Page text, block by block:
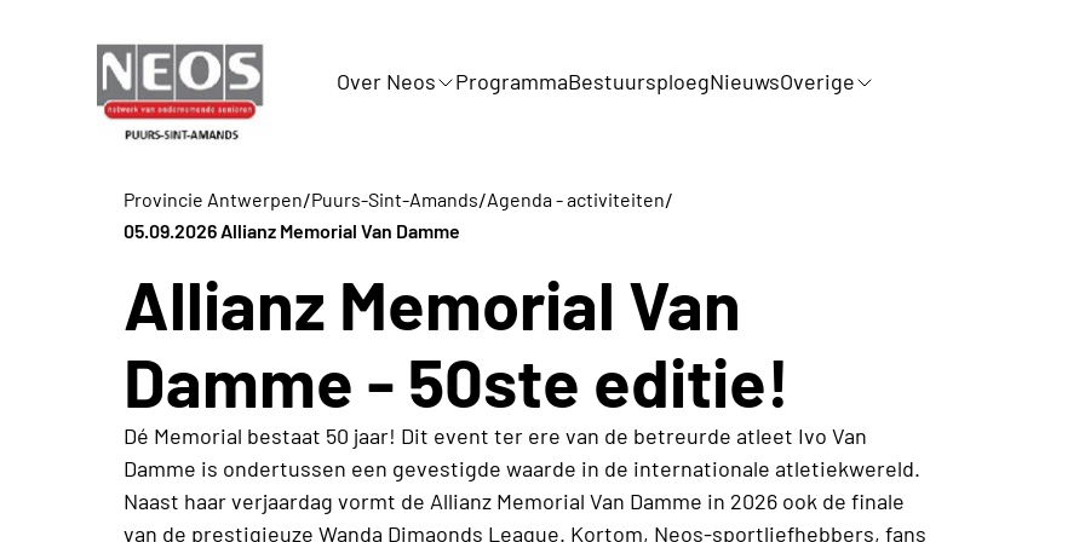
Over Neos ProgrammaBestuursploegNieuwsOverige
Provincie Antwerpen/Puurs-Sint-Amands/Agenda - activiteiten/
05.09.2026 Allianz Memorial Van Damme
Allianz Memorial Van
Damme - 50ste editie!
Dé Memorial bestaat 50 jaar! Dit event ter ere van de betreurde atleet Ivo Van
Damme is ondertussen een gevestigde waarde in de internationale atletiekwereld.
Naast haar verjaardag vormt de Allianz Memorial Van Damme in 2026 ook de finale
van de prestigieuze Wanda Dimaonds League. Kortom, Neos-sportliefhebbers, fans